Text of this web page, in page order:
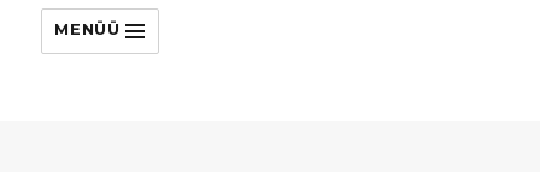
MENÜÜ